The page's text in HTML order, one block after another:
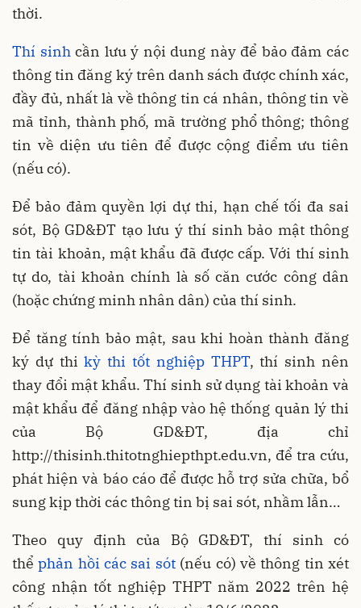
thời.
Thí sinhcần lưu ý nội dung này để bảo đảm các
thông tin đăng ký trên danh sách được chính xác,
đầy đủ, nhất là về thông tin cá nhân, thông tin về
mã tỉnh, thành phố, mã trường phổ thông; thông
tin về diện ưu tiên để được cộng điểm ưu tiên
(nếu có).
Để bảo đảm quyền lợi dự thi, hạn chế tối đa sai
sót, Bộ GD&ĐT tạo lưu ý thí sinh bảo mật thông
tin tài khoản, mật khẩu đã được cấp. Với thí sinh
tự do, tài khoản chính là số căn cước công dân
(hoặc chứng minh nhân dân) của thí sinh.
Để tăng tính bảo mật, sau khi hoàn thành đăng
ký dự thikỳ thi tốt nghiệp THPT, thí sinh nên
thay đổi mật khẩu. Thí sinh sử dụng tài khoản và
mật khẩu để đăng nhập vào hệ thống quản lý thi
của Bộ GD&ĐT, địa chỉ
http://thisinh.thitotnghiepthpt.edu.vn, để tra cứu,
phát hiện và báo cáo để được hỗ trợ sửa chữa, bổ
sung kịp thời các thông tin bị sai sót, nhầm lẫn…
Theo quy định của Bộ GD&ĐT, thí sinh có
thểphản hồi các sai sót(nếu có) về thông tin xét
công nhận tốt nghiệp THPT năm 2022 trên hệ